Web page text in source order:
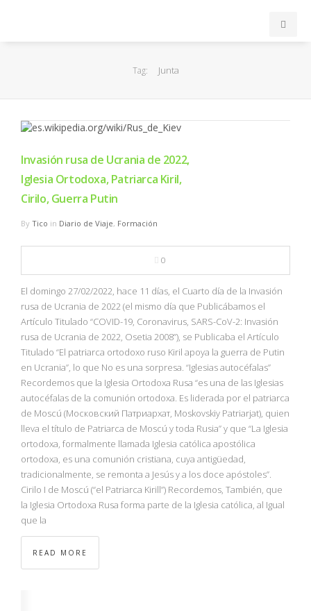
EuroLeague
FIBA
OTROS
NBA
MULTIMEDIA
Tag: Junta
Invasión rusa de Ucrania de 2022,
Iglesia Ortodoxa, Patriarca Kiril,
Cirilo, Guerra Putin
By Tico in Diario de Viaje, Formación
0
El domingo 27/02/2022, hace 11 días, el Cuarto día de la Invasión
rusa de Ucrania de 2022 (el mismo día que Publicábamos el
Artículo Titulado “COVID-19, Coronavirus, SARS-CoV-2: Invasión
rusa de Ucrania de 2022, Osetia 2008”), se Publicaba el Artículo
Titulado “El patriarca ortodoxo ruso Kiril apoya la guerra de Putin
en Ucrania”, lo que No es una sorpresa. “Iglesias autocéfalas”
Recordemos que la Iglesia Ortodoxa Rusa “es una de las Iglesias
autocéfalas de la comunión ortodoxa. Es liderada por el patriarca
de Moscú (Московский Патриархат, Moskovskiy Patriarjat), quien
lleva el título de Patriarca de Moscú y toda Rusia” y que “La Iglesia
ortodoxa, formalmente llamada Iglesia católica apostólica
ortodoxa, es una comunión cristiana, cuya antigüedad,
tradicionalmente, se remonta a Jesús y a los doce apóstoles”.
Cirilo I de Moscú (“el Patriarca Kirill”) Recordemos, También, que
la Iglesia Ortodoxa Rusa forma parte de la Iglesia católica, al Igual
que la
READ MORE